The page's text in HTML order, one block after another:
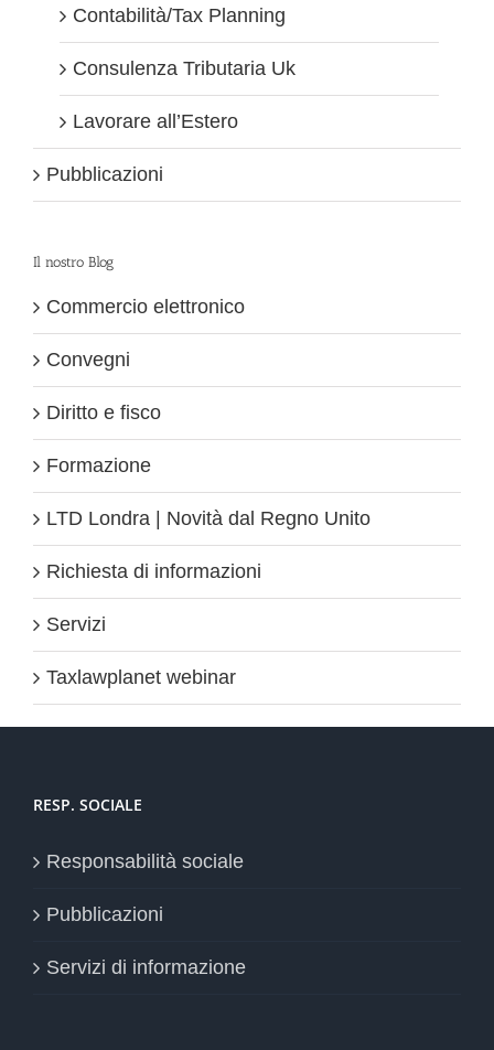
Contabilità/Tax Planning
Consulenza Tributaria Uk
Lavorare all’Estero
Pubblicazioni
Il nostro Blog
Commercio elettronico
Convegni
Diritto e fisco
Formazione
LTD Londra | Novità dal Regno Unito
Richiesta di informazioni
Servizi
Taxlawplanet webinar
RESP. SOCIALE
Responsabilità sociale
Pubblicazioni
Servizi di informazione